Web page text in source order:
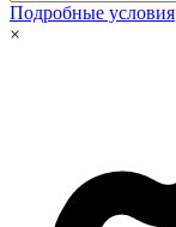
Подробные условия
×